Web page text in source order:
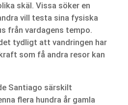
skäl. Vissa söker en
vill testa sina fysiska
från vardagens tempo.
tydligt att vandringen har
som få andra resor kan
Santiago särskilt
flera hundra år gamla